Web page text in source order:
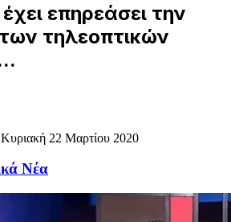
επηρεάσει την
τηλεοπτικών
22 Μαρτίου 2020
Νέα